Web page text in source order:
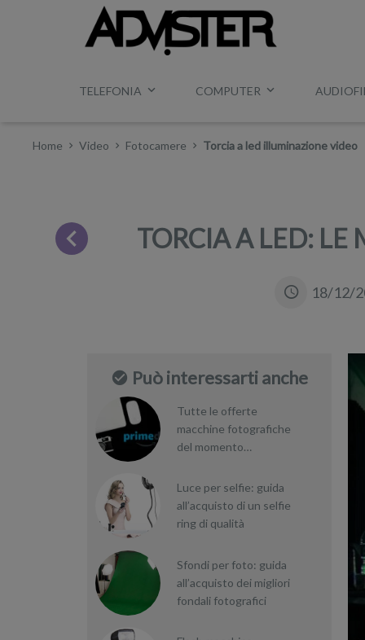
TELEFONIA COMPUTER
Home Video Fotocamere Torcia a led illuminazione video
TORCIA A LED: LE
18/12/
Può interessarti anche
Tutte le offerte
macchine fotografiche
del momento
Luce per selfie: guida
all’acquisto di un selfie
ring di qualità
Sfondi per foto: guida
all’acquisto dei migliori
fondali fotografici